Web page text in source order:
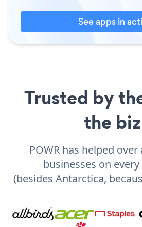
See apps in
Trusted by
the
POWR has helped
businesses on
(besides Antarctica,